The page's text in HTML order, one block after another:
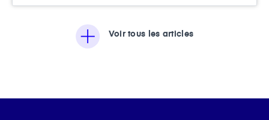
Voir tous les articles